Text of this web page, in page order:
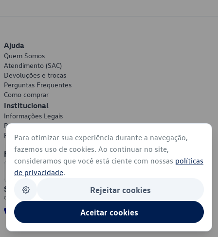
Ajuda
Quem Somos
Atendimento (SAC)
Devoluções e trocas
Perguntas Frequentes
Como comprar
Institucional
Informações Legais
Política de Privacidade
Política de Cookies
Formas de Pagamento
Segurança
Para otimizar sua experiência durante a navegação,
fazemos uso de cookies. Ao continuar no site,
consideramos que você está ciente com nossas políticas
de privacidade.
Rejeitar cookies
Aceitar cookies